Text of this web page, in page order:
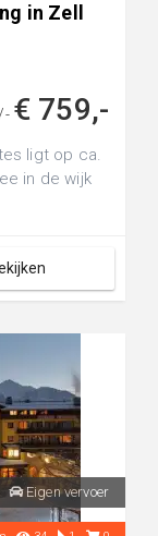
in Zell
€ 759,-
ligt op ca.
in de wijk
Eigen vervoer